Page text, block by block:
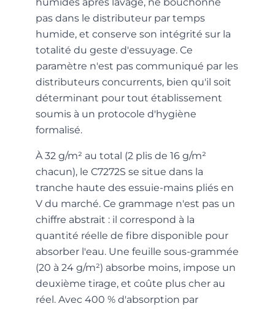
pas dans le distributeur par temps
humide, et conserve son intégrité sur la
totalité du geste d'essuyage. Ce
paramètre n'est pas communiqué par les
distributeurs concurrents, bien qu'il soit
déterminant pour tout établissement
soumis à un protocole d'hygiène
formalisé.
À 32 g/m² au total (2 plis de 16 g/m²
chacun), le C7272S se situe dans la
tranche haute des essuie-mains pliés en
V du marché. Ce grammage n'est pas un
chiffre abstrait : il correspond à la
quantité réelle de fibre disponible pour
absorber l'eau. Une feuille sous-grammée
(20 à 24 g/m²) absorbe moins, impose un
deuxième tirage, et coûte plus cher au
réel. Avec 400 % d'absorption par